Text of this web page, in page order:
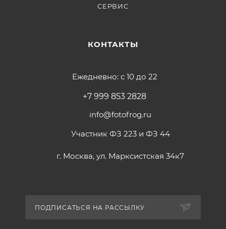
СЕРВИС
КОНТАКТЫ
Ежедневно: с 10 до 22
+7 999 853 2828
info@fotofrog.ru
Участник ФЗ 223 и ФЗ 44
г. Москва, ул. Марксистская 34к7
ПОДПИСАТЬСЯ НА РАССЫЛКУ